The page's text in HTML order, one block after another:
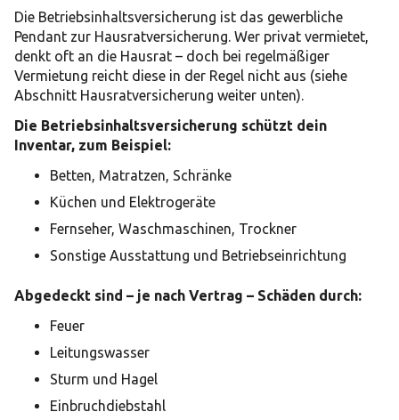
Die Betriebsinhaltsversicherung ist das gewerbliche
Pendant zur Hausratversicherung. Wer privat vermietet,
denkt oft an die Hausrat – doch bei regelmäßiger
Vermietung reicht diese in der Regel nicht aus (siehe
Abschnitt Hausratversicherung weiter unten).
Die Betriebsinhaltsversicherung schützt dein
Inventar, zum Beispiel:
Betten, Matratzen, Schränke
Küchen und Elektrogeräte
Fernseher, Waschmaschinen, Trockner
Sonstige Ausstattung und Betriebseinrichtung
Abgedeckt sind – je nach Vertrag – Schäden durch:
Feuer
Leitungswasser
Sturm und Hagel
Einbruchdiebstahl